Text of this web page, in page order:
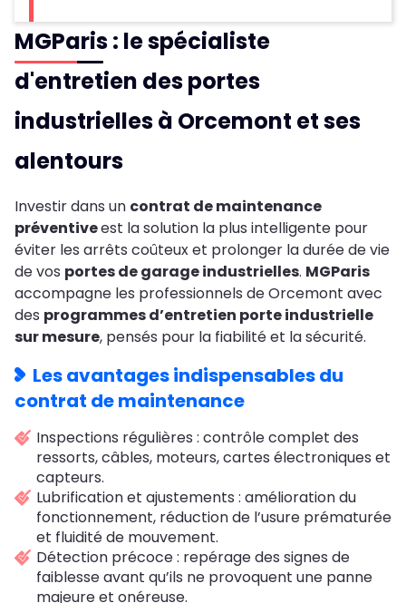
MGParis : le spécialiste
d'entretien des portes
industrielles à Orcemont et ses
alentours
Investir dans un contrat de maintenance
préventiveest la solution la plus intelligente pour
éviter les arrêts coûteux et prolonger la durée de vie
de vos portes de garage industrielles. MGParis
accompagne les professionnels de Orcemont avec
des programmes d’entretien porte industrielle
sur mesure, pensés pour la fiabilité et la sécurité.
Les avantages indispensables du
contrat de maintenance
Inspections régulières : contrôle complet des
ressorts, câbles, moteurs, cartes électroniques et
capteurs.
Lubrification et ajustements : amélioration du
fonctionnement, réduction de l’usure prématurée
et fluidité de mouvement.
Détection précoce : repérage des signes de
faiblesse avant qu’ils ne provoquent une panne
majeure et onéreuse.